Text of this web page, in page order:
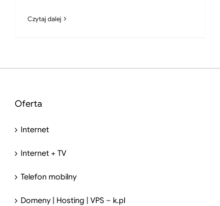
Czytaj dalej
Oferta
Internet
Internet + TV
Telefon mobilny
Domeny | Hosting | VPS – k.pl